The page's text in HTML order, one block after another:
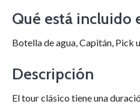
Qué está incluido
Botella de agua, Capitán, Pick
Descripción
El tour clásico tiene una